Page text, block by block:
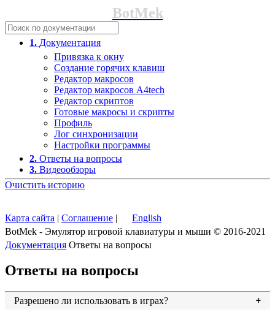
BotMek
1. Документация
Привязка к окну
Создание горячих клавиш
Редактор макросов
Редактор макросов A4tech
Редактор скриптов
Готовые макросы и скрипты
Профиль
Лог синхронизации
Настройки программы
2. Ответы на вопросы
3. Видеообзоры
Очистить историю
Карта сайта | Соглашение |
English
BotMek - Эмулятор игровой клавиатуры и мыши © 2016-2021
Документация Ответы на вопросы
Ответы на вопросы
Разрешено ли использовать в играх?